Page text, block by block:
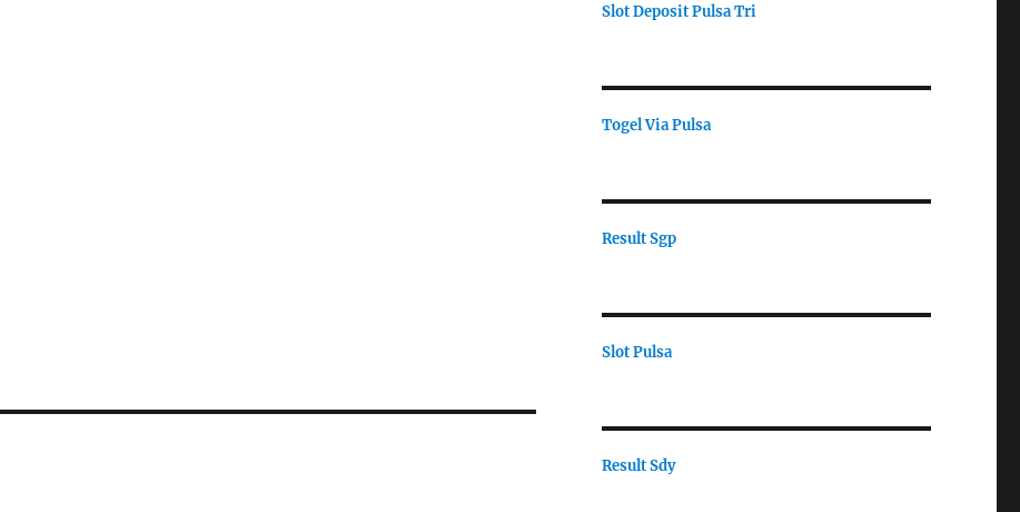
Slot Deposit Pulsa Tri
Togel Via Pulsa
Result Sgp
Slot Pulsa
Result Sdy